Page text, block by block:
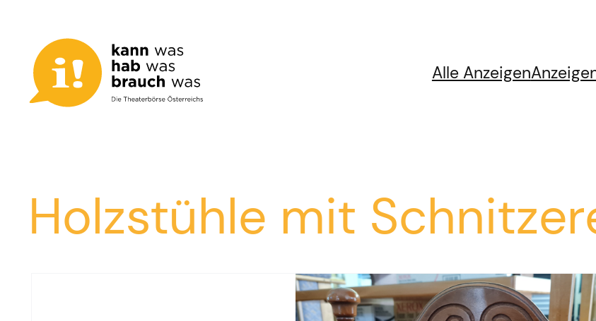
springen
Alle Anzeigen
Holzstühle mit